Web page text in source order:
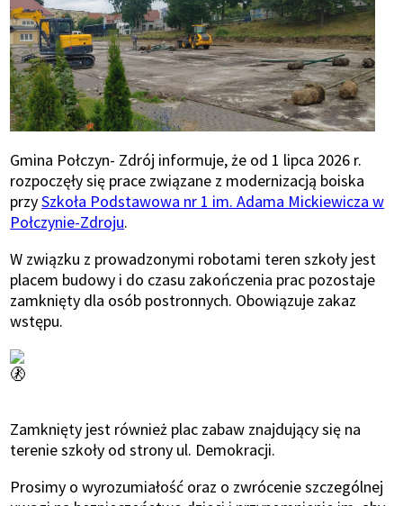
Gmina Połczyn- Zdrój informuje, że od 1 lipca 2026 r.
rozpoczęły się prace związane z modernizacją boiska
przySzkoła Podstawowa nr 1 im. Adama Mickiewicza w
Połczynie-Zdroju.
W związku z prowadzonymi robotami teren szkoły jest
placem budowy i do czasu zakończenia prac pozostaje
zamknięty dla osób postronnych. Obowiązuje zakaz
wstępu.
Zamknięty jest również plac zabaw znajdujący się na
terenie szkoły od strony ul. Demokracji.
Prosimy o wyrozumiałość oraz o zwrócenie szczególnej